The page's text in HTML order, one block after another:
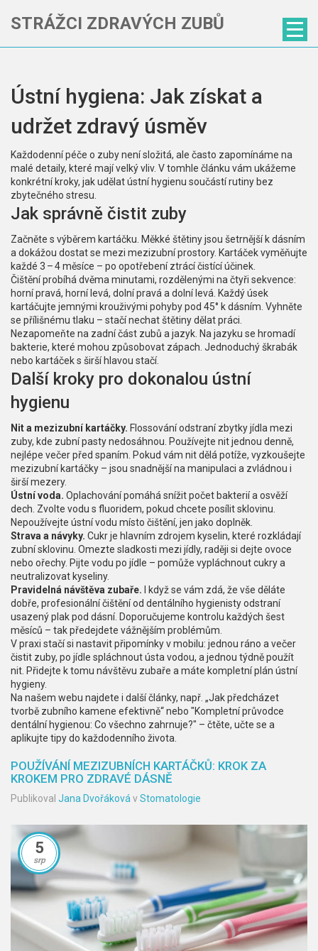
STRÁŽCI ZDRAVÝCH ZUBŮ
Ústní hygiena: Jak získat a
udržet zdravý úsměv
Každodenní péče o zuby není složitá, ale často zapomínáme na
malé detaily, které mají velký vliv. V tomhle článku vám ukážeme
konkrétní kroky, jak udělat ústní hygienu součástí rutiny bez
zbytečného stresu.
Jak správně čistit zuby
Začněte s výběrem kartáčku. Měkké štětiny jsou šetrnější k dásním
a dokážou dostat se mezi mezizubní prostory. Kartáček vyměňujte
každé 3 – 4 měsíce – po opotřebení ztrácí čistící účinek.
Čištění probíhá dvěma minutami, rozdělenými na čtyři sekvence:
horní pravá, horní levá, dolní pravá a dolní levá. Každý úsek
kartáčujte jemnými krouživými pohyby pod 45° k dásním. Vyhněte
se přílišnému tlaku – stačí nechat štětiny dělat práci.
Nezapomeňte na zadní část zubů a jazyk. Na jazyku se hromadí
bakterie, které mohou způsobovat zápach. Jednoduchý škrabák
nebo kartáček s širší hlavou stačí.
Další kroky pro dokonalou ústní
hygienu
Nit a mezizubní kartáčky. Flossování odstraní zbytky jídla mezi
zuby, kde zubní pasty nedosáhnou. Používejte nit jednou denně,
nejlépe večer před spaním. Pokud vám nit dělá potíže, vyzkoušejte
mezizubní kartáčky – jsou snadnější na manipulaci a zvládnou i
širší mezery.
Ústní voda. Oplachování pomáhá snížit počet bakterií a osvěží
dech. Zvolte vodu s fluoridem, pokud chcete posílit sklovinu.
Nepoužívejte ústní vodu místo čištění, jen jako doplněk.
Strava a návyky. Cukr je hlavním zdrojem kyselin, které rozkládají
zubní sklovinu. Omezte sladkosti mezi jídly, raději si dejte ovoce
nebo ořechy. Pijte vodu po jídle – pomůže vypláchnout cukry a
neutralizovat kyseliny.
Pravidelná návštěva zubaře. I když se vám zdá, že vše děláte
dobře, profesionální čištění od dentálního hygienisty odstraní
usazený plak pod dásní. Doporučujeme kontrolu každých šest
měsíců – tak předejdete vážnějším problémům.
V praxi stačí si nastavit připomínky v mobilu: jednou ráno a večer
čistit zuby, po jídle spláchnout ústa vodou, a jednou týdně použít
nit. Přidejte k tomu návštěvu zubaře a máte kompletní plán ústní
hygieny.
Na našem webu najdete i další články, např. „Jak předcházet
tvorbě zubního kamene efektivně“ nebo "Kompletní průvodce
dentální hygienou: Co všechno zahrnuje?" – čtěte, učte se a
aplikujte tipy do každodenního života.
POUŽÍVÁNÍ MEZIZUBNÍCH KARTÁČKŮ: KROK ZA
KROKEM PRO ZDRAVÉ DÁSNĚ
Publikoval Jana Dvořáková vStomatologie
5
srp